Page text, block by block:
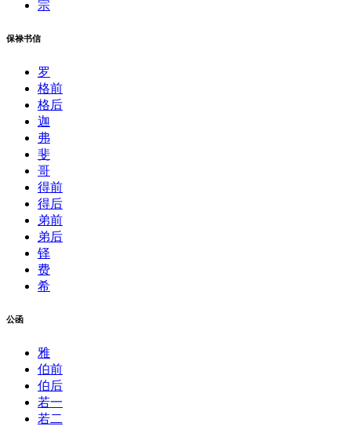
宗
保禄书信
罗
格前
格后
迦
弗
斐
哥
得前
得后
弟前
弟后
铎
费
希
公函
雅
伯前
伯后
若一
若二